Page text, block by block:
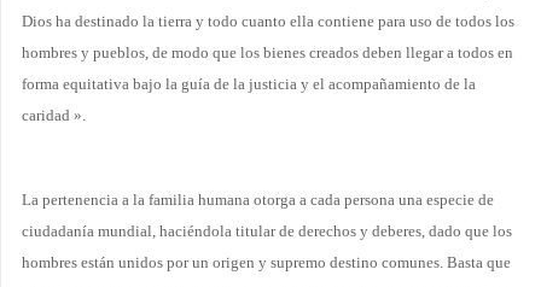
Dios ha destinado la tierra y todo cuanto ella contiene para uso de todos los
hombres y pueblos, de modo que los bienes creados deben llegar a todos en
forma equitativa bajo la guía de la justicia y el acompañamiento de la
caridad ».
La pertenencia a la familia humana otorga a cada persona una especie de
ciudadanía mundial, haciéndola titular de derechos y deberes, dado que los
hombres están unidos por un origen y supremo destino comunes. Basta que